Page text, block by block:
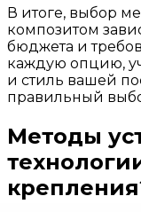
В итоге, выбор
композитом
бюджета и
каждую опцию,
и стиль вашей
правильный
Методы